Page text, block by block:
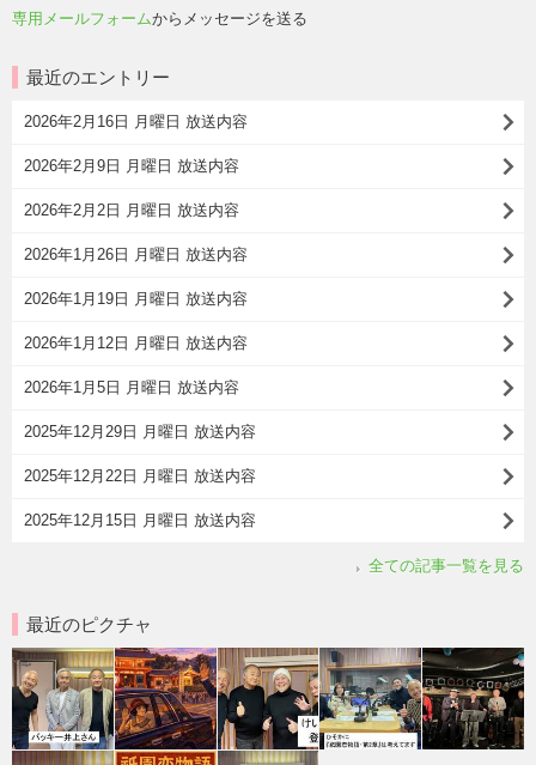
専用メールフォームからメッセージを送る
最近のエントリー
2026年2月16日 月曜日 放送内容
2026年2月9日 月曜日 放送内容
2026年2月2日 月曜日 放送内容
2026年1月26日 月曜日 放送内容
2026年1月19日 月曜日 放送内容
2026年1月12日 月曜日 放送内容
2026年1月5日 月曜日 放送内容
2025年12月29日 月曜日 放送内容
2025年12月22日 月曜日 放送内容
2025年12月15日 月曜日 放送内容
全ての記事一覧を見る
最近のピクチャ